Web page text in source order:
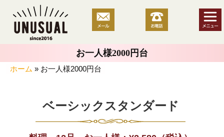
お一人様2000円台
ホーム » お一人様2000円台
ベーシックスタンダード